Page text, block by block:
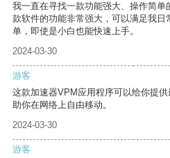
我一直在寻找一款功能强大、操作简
款软件的功能非常强大，可以满足我
单，即使是小白也能快速上手。
2024-03-30
游客
这款加速器VPM应用程序可以给你提
助你在网络上自由移动。
2024-03-30
游客